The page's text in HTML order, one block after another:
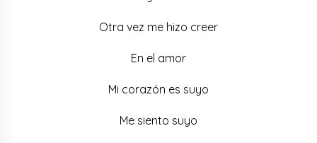
Otra vez me hizo creer
En el amor
Mi corazón es suyo
Me siento suyo